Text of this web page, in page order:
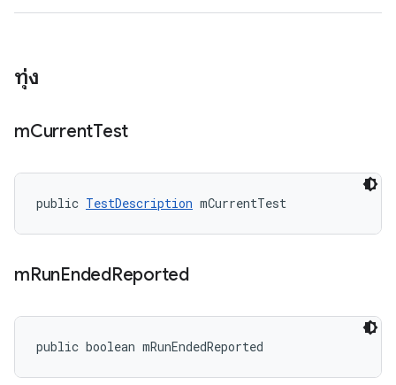
ทุ่ง
mCurrentTest
public TestDescription mCurrentTest
mRunEndedReported
public boolean mRunEndedReported